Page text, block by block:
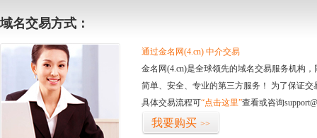
域名交易方式：
通过金名网(4.cn) 中介交易
金名网(4.cn)是全球领先的域名交易服务机构
简单、安全、专业的第三方服务！ 为了保证
具体交易流程可“点击这里”查看或咨询
我要购买 >>